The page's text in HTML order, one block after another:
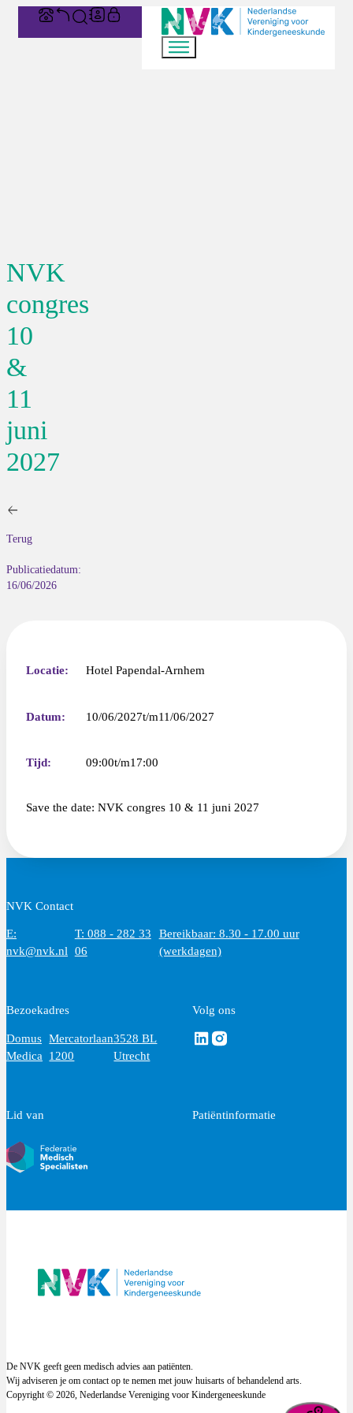
NVK
congres
10
&
11
juni
2027
Terug
Publicatiedatum:
16/06/2026
Locatie: Hotel Papendal-Arnhem
Datum: 10/06/2027 11/06/2027
Tijd: 09:00 17:00
Save the date: NVK congres 10 & 11 juni 2027
NVK Contact
E:
nvk@nvk.nl
T: 088 - 282 33
06
Bereikbaar: 8.30 - 17.00 uur
(werkdagen)
Bezoekadres
Domus
Medica
Mercatorlaan
1200
3528 BL
Utrecht
Volg ons
Volg ons via Linkedin
Volg ons via Instagram
Lid van Patiëntinformatie
De NVK geeft geen medisch advies aan patiënten.
Wij adviseren je om contact op te nemen met jouw huisarts of behandelend arts.
Copyright © 2026, Nederlandse Vereniging voor Kindergeneeskunde